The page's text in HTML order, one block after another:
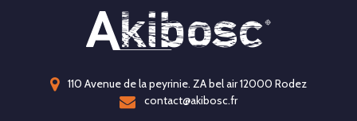
110 Avenue de la peyrinie. ZA bel air 12000 Rodez
contact@akibosc.fr